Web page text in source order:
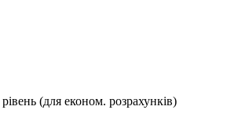
(для економ. розрахунків)